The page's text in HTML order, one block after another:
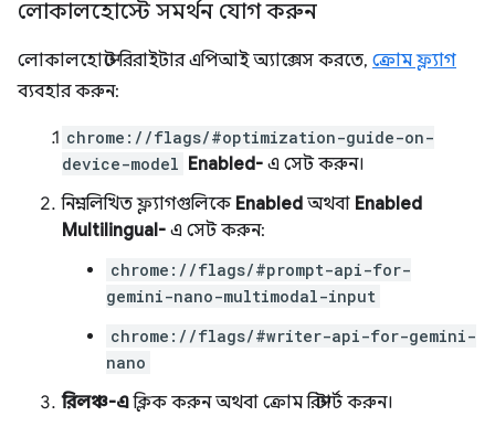
লোকালহোস্টে সমর্থন যোগ করুন
লোকালহোস্টে রিরাইটার এপিআই অ্যাক্সেস করতে, ক্রোম ফ্ল্যাগ
ব্যবহার করুন:
chrome://flags/#optimization-guide-on-
device-model Enabled- এ সেট করুন।
নিম্নলিখিত ফ্ল্যাগগুলিকে Enabled অথবা Enabled
Multilingual- এ সেট করুন:
chrome://flags/#prompt-api-for-
gemini-nano-multimodal-input
chrome://flags/#writer-api-for-gemini-
nano
রিলঞ্চ-এক্লিক করুন অথবা ক্রোম রিস্টার্ট করুন।